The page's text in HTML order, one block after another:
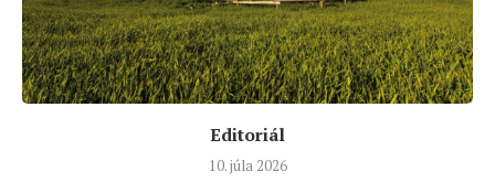
Editoriál
10. júla 2026